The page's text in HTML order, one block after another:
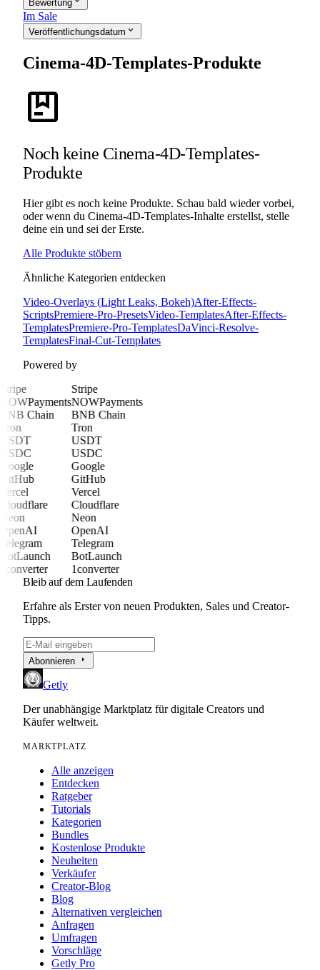
Bewertung
Im Sale
Veröffentlichungsdatum expand_more
Cinema-4D-Templates-Produkte
package
Noch keine Cinema-4D-Templates-
Produkte
Hier gibt es noch keine Produkte. Schau bald wieder vorbei,
oder wenn du Cinema-4D-Templates-Inhalte erstellst, stelle
deine ein und sei der Erste.
Alle Produkte stöbern
Ähnliche Kategorien entdecken
Video-Overlays (Light Leaks, Bokeh)After-Effects-
ScriptsPremiere-Pro-PresetsVideo-TemplatesAfter-Effects-
TemplatesPremiere-Pro-TemplatesDaVinci-Resolve-
TemplatesFinal-Cut-Templates
Powered by
Stripe
NOWPayments
BNB Chain
Tron
USDT
USDC
Google
GitHub
Vercel
Cloudflare
Neon
OpenAI
Telegram
BotLaunch
1converter
Stripe
NOWPayments
BNB Chain
Tron
USDT
USDC
Google
GitHub
Vercel
Cloudflare
Neon
OpenAI
Telegram
BotLaunch
1converter
Bleib auf dem Laufenden
Erfahre als Erster von neuen Produkten, Sales und Creator-
Tipps.
Abonnieren arrow_right
Getly
Der unabhängige Marktplatz für digitale Creators und
Käufer weltweit.
MARKTPLATZ
Alle anzeigen
Entdecken
Ratgeber
Tutorials
Kategorien
Bundles
Kostenlose Produkte
Neuheiten
Verkäufer
Creator-Blog
Blog
Alternativen vergleichen
Anfragen
Umfragen
Vorschläge
Getly Pro